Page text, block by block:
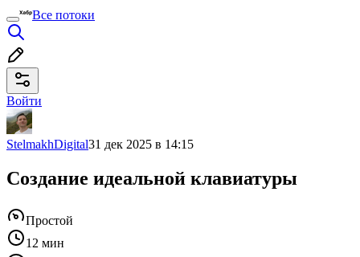
Все потоки
Войти
StelmakhDigital31 дек 2025 в 14:15
Создание идеальной клавиатуры
Простой
12 мин